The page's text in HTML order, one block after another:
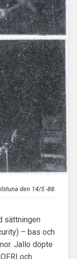
den 14/5 -88.
sättningen
– bas och
Jallo döpte
och